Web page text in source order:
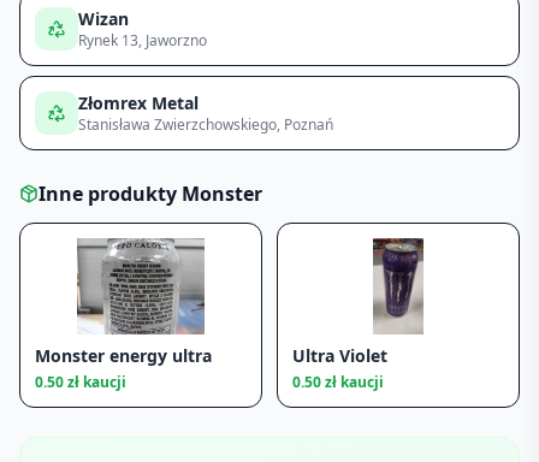
Wizan
Rynek 13, Jaworzno
Złomrex Metal
Stanisława Zwierzchowskiego, Poznań
Inne produkty Monster
Monster energy ultra
0.50zł kaucji
Ultra Violet
0.50zł kaucji